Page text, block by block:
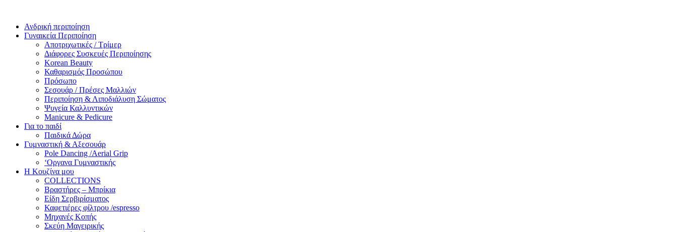
Ανδρική περιποίηση
Γυναικεία Περιποίηση
Αποτριχωτικές / Τρίμερ
Διάφορες Συσκευές Περιποίησης
Korean Beauty
Καθαρισμός Προσώπου
Πρόσωπο
Σεσουάρ / Πρέσες Μαλλιών
Περιποίηση & Λιποδιάλυση Σώματος
Ψυγεία Καλλυντικών
Manicure & Pedicure
Για το παιδί
Παιδικά Δώρα
Γυμναστική & Αξεσουάρ
Pole Dancing /Aerial Grip
‘Οργανα Γυμναστικής
Η Κουζίνα μου
COLLECTIONS
Βραστήρες – Μπρίκια
Είδη Σερβιρίσματος
Καφετιέρες φίλτρου /espresso
Μηχανές Κοπής
Σκεύη Μαγειρικής